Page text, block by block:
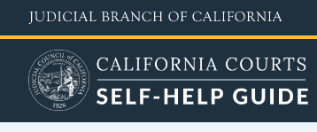
to
content